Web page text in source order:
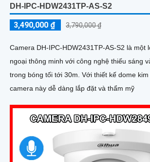
DH-IPC-HDW2431TP-AS-S2
3,490,000 ₫ 3,790,000 ₫
Camera DH-IPC-HDW2431TP-AS-S2 là một
ngoại thông minh với công nghệ thiếu sáng
trong bóng tối tới 30m. Với thiết kế dome kim loại nhỏ gọn,
camera này dễ dàng lắp đặt và thẩm mỹ